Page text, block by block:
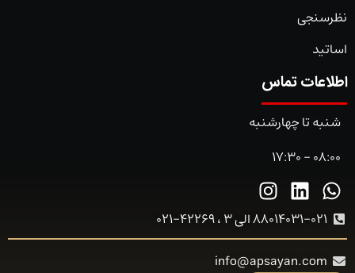
نظرسنجی
اساتید
اطلاعات تماس
شنبه تا چهارشنبه
08:00 - 17:30
88014031-021 الی 3 ، 42269-021
info@apsayan.com